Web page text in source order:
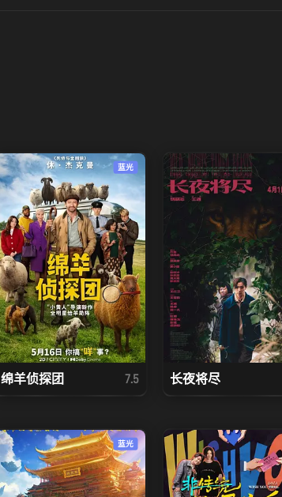
蓝光
绵羊侦探团 7.5 长夜将尽
蓝光